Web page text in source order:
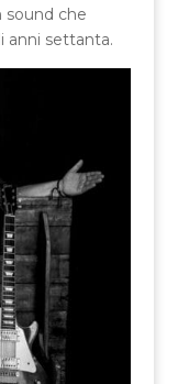
sound che
anni settanta.